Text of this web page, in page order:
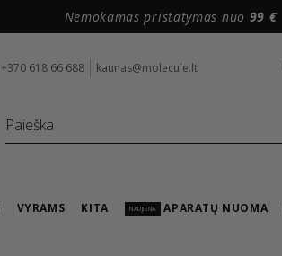
Nemokamas pristatymas nuo 99 €
+370 618 66 688 kaunas@molecule.lt
VYRAMS KITA NAUJIENA APARATŲ NUOMA